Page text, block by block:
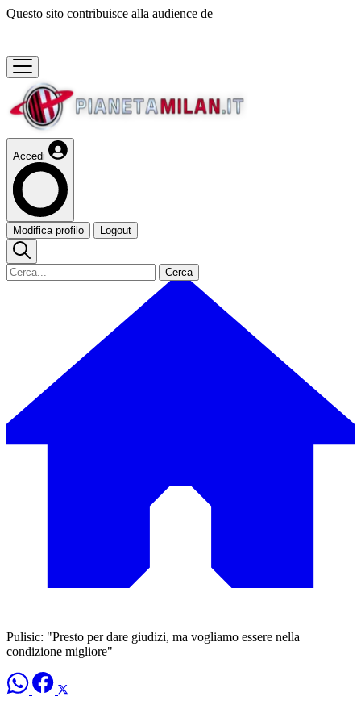
Questo sito contribuisce alla audience de
Accedi
Modifica profilo Logout
Cerca
Pulisic: "Presto per dare giudizi, ma vogliamo essere nella
condizione migliore"